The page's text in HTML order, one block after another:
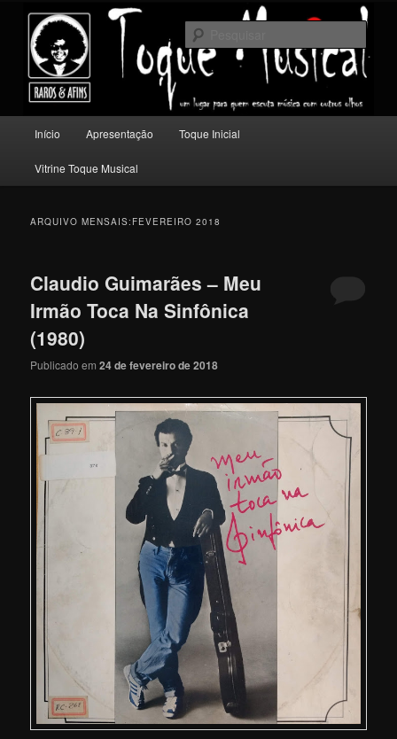
conteúdo
principal
conteúdo
secundário
Toque Musical
Um lugar para quem escuta música com outros olhos.
principal
Início Apresentação Toque Inicial
Vitrine Toque Musical
ARQUIVO MENSAIS: FEVEREIRO 2018
Claudio Guimarães – Meu
Irmão Toca Na Sinfônica
(1980)
Publicado em24 de fevereiro de 2018